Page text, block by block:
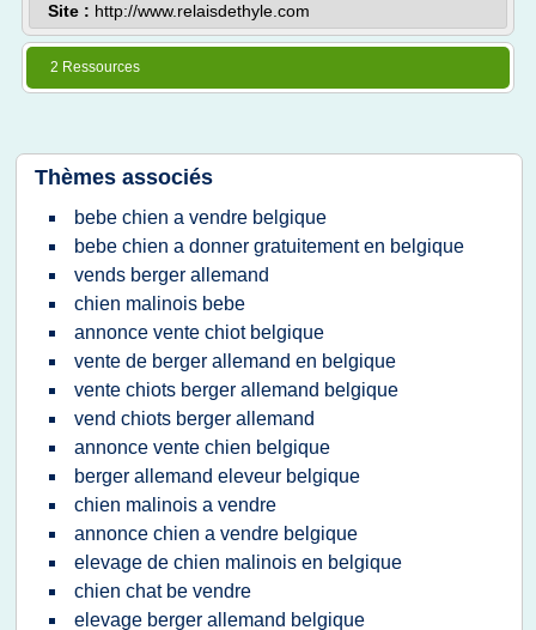
Site : http://www.relaisdethyle.com
2 Ressources
Thèmes associés
bebe chien a vendre belgique
bebe chien a donner gratuitement en belgique
vends berger allemand
chien malinois bebe
annonce vente chiot belgique
vente de berger allemand en belgique
vente chiots berger allemand belgique
vend chiots berger allemand
annonce vente chien belgique
berger allemand eleveur belgique
chien malinois a vendre
annonce chien a vendre belgique
elevage de chien malinois en belgique
chien chat be vendre
elevage berger allemand belgique